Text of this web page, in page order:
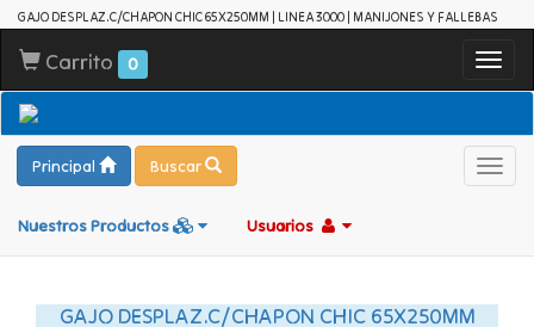
GAJO DESPLAZ.C/CHAPON CHIC 65X250MM | LINEA 3000 | MANIJONES Y FALLEBAS
Carrito 0
Principal Buscar
Nuestros Productos Usuarios
GAJO DESPLAZ.C/CHAPON CHIC 65X250MM